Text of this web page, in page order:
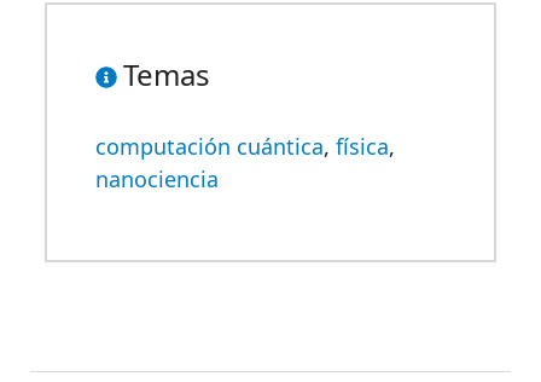
Temas
computación cuántica, física,
nanociencia